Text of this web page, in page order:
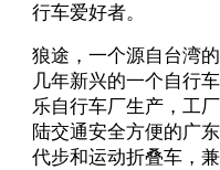
行车爱好者。
狼途，一个源自台湾
几年新兴的一个自行
乐自行车厂生产，工
陆交通安全方便的广
代步和运动折叠车，